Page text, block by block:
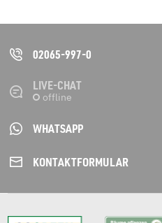
02065-997-0
LIVE-CHAT
WHATSAPP
KONTAKT­FORMULAR